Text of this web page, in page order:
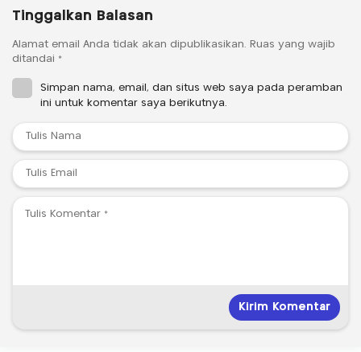
Tinggalkan Balasan
Alamat email Anda tidak akan dipublikasikan. Ruas yang wajib
ditandai *
Simpan nama, email, dan situs web saya pada peramban
ini untuk komentar saya berikutnya.